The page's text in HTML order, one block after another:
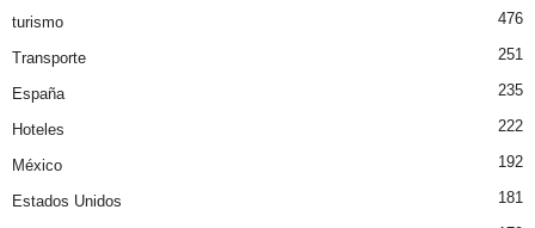
turismo 476
Transporte 251
España 235
Hoteles 222
México 192
Estados Unidos 181